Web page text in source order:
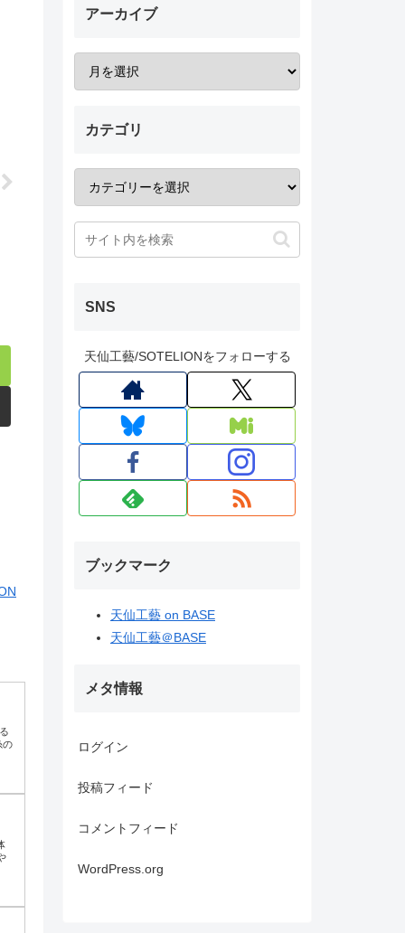
の
アーカイブ
カテゴリ
SNS
天仙工藝/SOTELIONをフォローする
ブックマーク
天仙工藝 on BASE
天仙工藝＠BASE
メタ情報
ログイン
投稿フィード
コメントフィード
WordPress.org